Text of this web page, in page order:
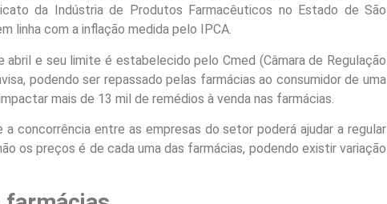
da Indústria de Produtos Farmacêuticos no Estado de São
linha com a inflação medida pelo IPCA.
e seu limite é estabelecido pelo Cmed (Câmara de Regulação
podendo ser repassado pelas farmácias ao consumidor de uma
mais de 13 mil de remédios à venda nas farmácias.
concorrência entre as empresas do setor poderá ajudar a regular
os preços é de cada uma das farmácias, podendo existir variação